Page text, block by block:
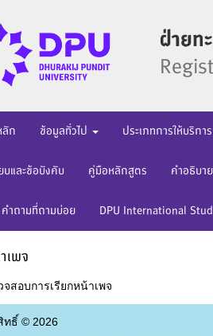
ลัก ข้อมูลทั่วไป ประเภทการให้บริการ
บและข้อบังคับ คู่มือหลักสูตร คำอธิบา
คำถามที่ถามบ่อย DPU International
เพจ
สอบการเรียกหน้าเพจ
ทธิ์ © 2026